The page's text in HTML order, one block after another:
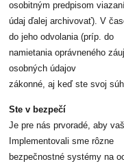
osobitným predpisom
údaj ďalej archivovať). V
do jeho odvolania (príp. do
namietania oprávneného
osobných údajov
zákonné, aj keď ste svoj
Ste v bezpečí
Je pre nás prvoradé, aby
Implementovali sme rôzne
bezpečnostné systémy na